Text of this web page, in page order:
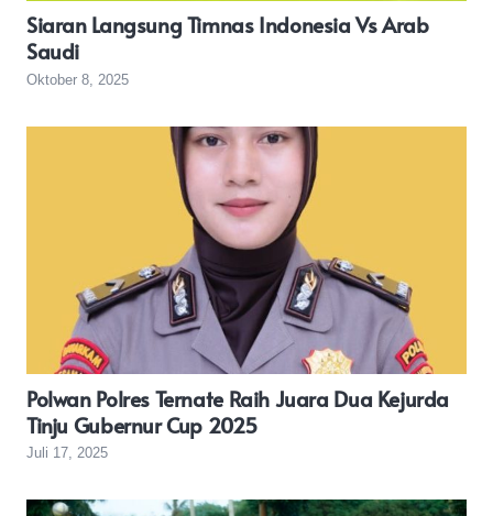
Siaran Langsung Timnas Indonesia Vs Arab
Saudi
Oktober 8, 2025
Polwan Polres Ternate Raih Juara Dua Kejurda
Tinju Gubernur Cup 2025
Juli 17, 2025